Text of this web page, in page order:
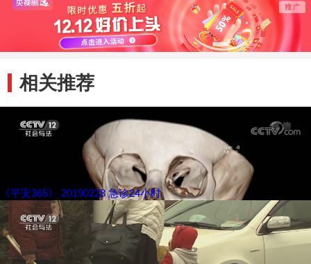
相关推荐
《平安365》 20190228 急诊24小时